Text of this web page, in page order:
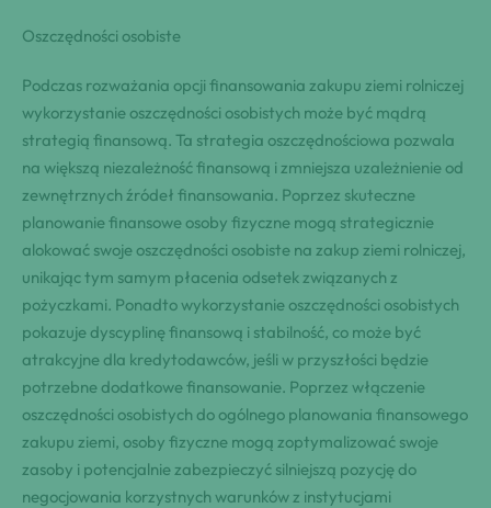
Oszczędności osobiste
Podczas rozważania opcji finansowania zakupu ziemi rolniczej
wykorzystanie oszczędności osobistych może być mądrą
strategią finansową. Ta strategia oszczędnościowa pozwala
na większą niezależność finansową i zmniejsza uzależnienie od
zewnętrznych źródeł finansowania. Poprzez skuteczne
planowanie finansowe osoby fizyczne mogą strategicznie
alokować swoje oszczędności osobiste na zakup ziemi rolniczej,
unikając tym samym płacenia odsetek związanych z
pożyczkami. Ponadto wykorzystanie oszczędności osobistych
pokazuje dyscyplinę finansową i stabilność, co może być
atrakcyjne dla kredytodawców, jeśli w przyszłości będzie
potrzebne dodatkowe finansowanie. Poprzez włączenie
oszczędności osobistych do ogólnego planowania finansowego
zakupu ziemi, osoby fizyczne mogą zoptymalizować swoje
zasoby i potencjalnie zabezpieczyć silniejszą pozycję do
negocjowania korzystnych warunków z instytucjami